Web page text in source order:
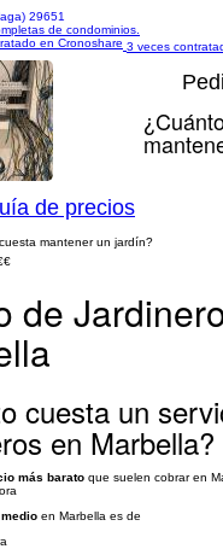
29651
de condominios.
3 veces
de precios
de
cuesta un
en Marbella?
más barato que suelen cobrar en
en Marbella es de